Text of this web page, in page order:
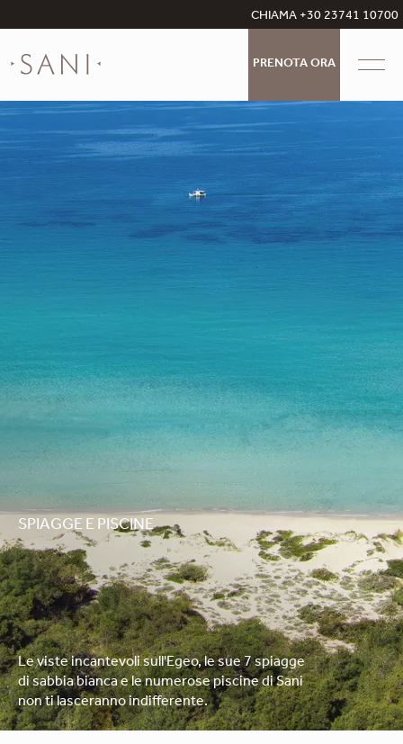
CHIAMA +30 23741 10700
PRENOTA ORA
SPIAGGE E PISCINE
Le viste incantevoli sull'Egeo, le sue 7 spiagge
di sabbia bianca e le numerose piscine di Sani
non ti lasceranno indifferente.